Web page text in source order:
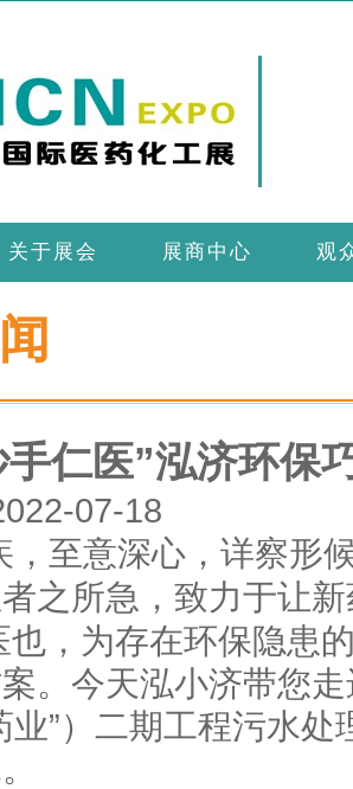
关于展会 展商中心 观
手仁医”泓济环保
07-18
，至意深心，详察形
之所急，致力于让
也，为存在环保隐患
。今天泓小济带您
业”）二期工程污水处